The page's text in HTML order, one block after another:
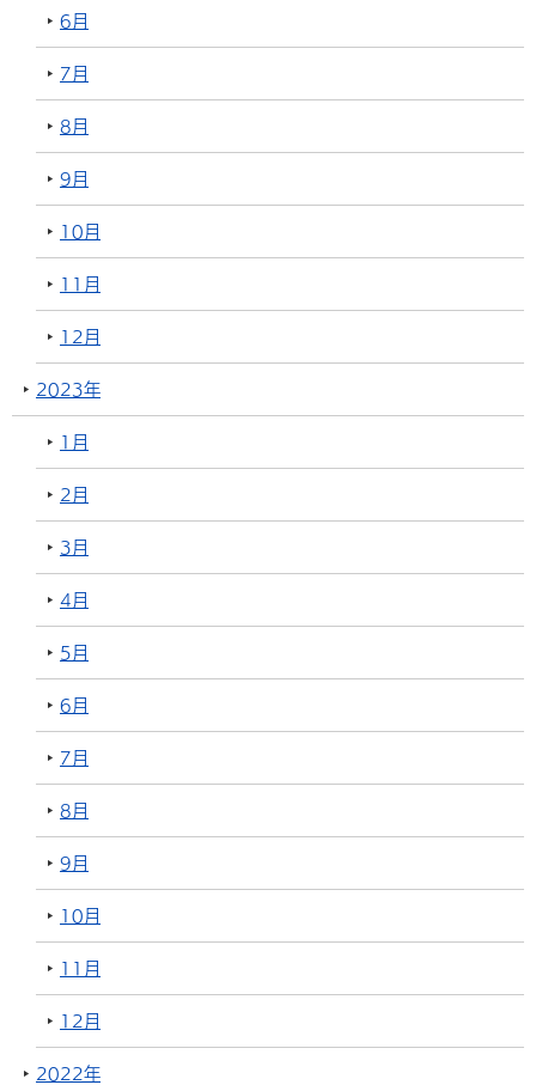
6月
7月
8月
9月
10月
11月
12月
2023年
1月
2月
3月
4月
5月
6月
7月
8月
9月
10月
11月
12月
2022年